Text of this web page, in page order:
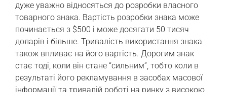
дуже уважно відносяться до розробки власного
товарного знака. Вартість розробки знака може
починається з $500 і може досягати 50 тисяч
доларів і більше. Тривалість використання знака
також впливає на його вартість. Дорогим знак
стає тоді, коли він стане “сильним”, тобто коли в
результаті його рекламування в засобах масової
інформації та тривалій роботі на ринку з високою